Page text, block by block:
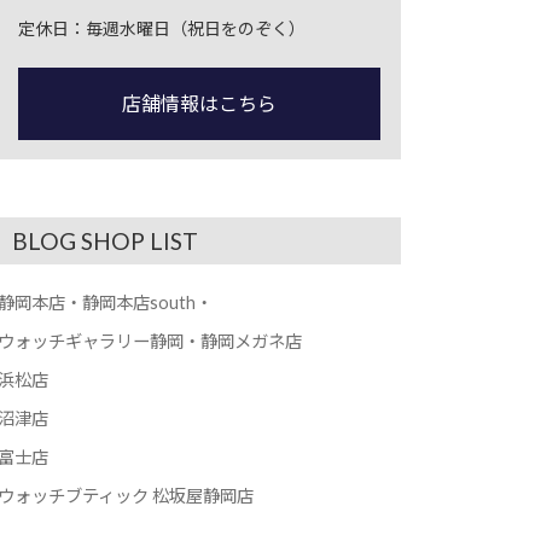
定休日：毎週水曜日（祝日をのぞく）
店舗情報はこちら
BLOG SHOP LIST
岡本店・静岡本店south・
ォッチギャラリー静岡・静岡メガネ店
松店
津店
士店
ォッチブティック 松坂屋静岡店